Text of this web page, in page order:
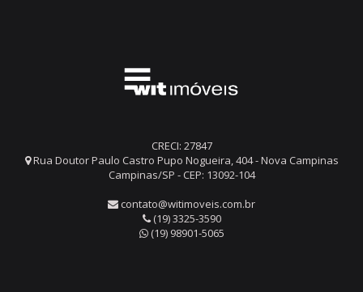
CRECI: 27847
Rua Doutor Paulo Castro Pupo Nogueira, 404 - Nova Campinas
Campinas/SP - CEP: 13092-104
contato@witimoveis.com.br
(19) 3325-3590
(19) 98901-5065